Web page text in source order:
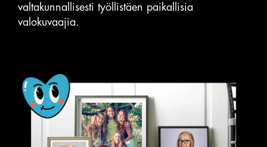
valtakunnallisesti työllistäen paikallisia
valokuvaajia.